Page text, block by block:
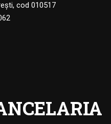
cod 010517